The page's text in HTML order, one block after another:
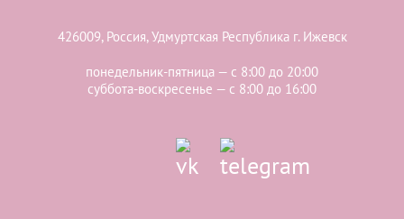
426009, Россия, Удмуртская Республика г. Ижевск
понедельник-пятница — с 8:00 до 20:00
суббота-воскресенье — с 8:00 до 16:00